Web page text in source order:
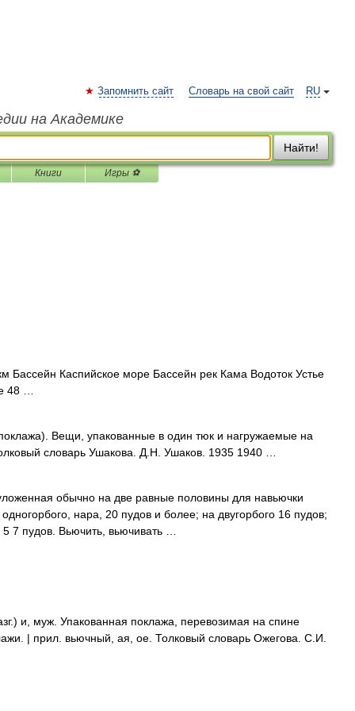
RU
Запомнить сайт Словарь на свой сайт
на Академике
Найти!
Книги Игры ⚽
Бассейн Каспийское море Бассейн рек Кама Водоток Устье
48 …
Вещи, упакованные в один тюк и нагружаемые на
словарь Ушакова. Д.Н. Ушаков. 1935 1940 …
обычно на две равные половины для навьючки
нара, 20 пудов и более; на двугорбого 16 пудов;
7 пудов. Вьючить, вьючивать …
и, муж. Упакованная поклажа, перевозимая на спине
| прил. вьючный, ая, ое. Толковый словарь Ожегова. С.И.